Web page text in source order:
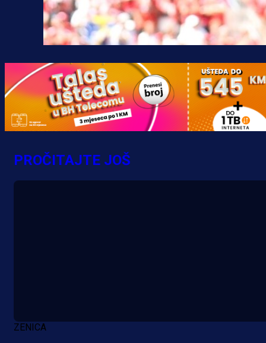
PROČITAJTE JOŠ
ZENICA